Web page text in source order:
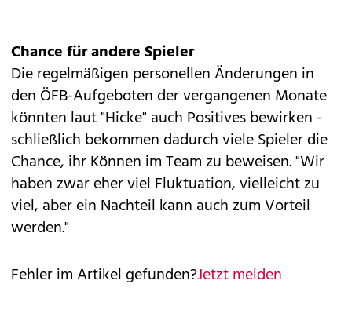
Chance für andere Spieler
Die regelmäßigen personellen Änderungen in
den ÖFB-Aufgeboten der vergangenen Monate
könnten laut "Hicke" auch Positives bewirken -
schließlich bekommen dadurch viele Spieler die
Chance, ihr Können im Team zu beweisen. "Wir
haben zwar eher viel Fluktuation, vielleicht zu
viel, aber ein Nachteil kann auch zum Vorteil
werden."
Fehler im Artikel gefunden?Jetzt melden